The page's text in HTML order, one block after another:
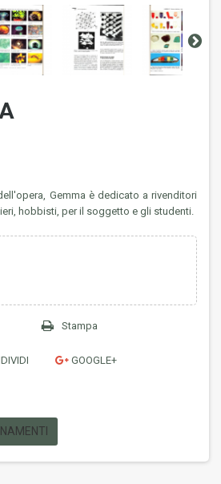
Gemma è dedicato a rivenditori
hobbisti, per il soggetto e gli studenti.
Stampa
GOOGLE+